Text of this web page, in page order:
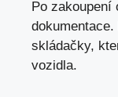
Po zakoupení
skládačky,
vozidla.